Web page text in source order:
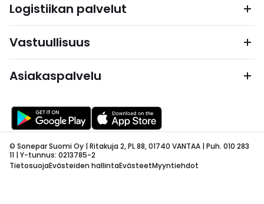
Logistiikan palvelut
Vastuullisuus
Asiakaspalvelu
© Sonepar Suomi Oy | Ritakuja 2, PL 88, 01740 VANTAA | Puh. 010 283
11 | Y-tunnus: 0213785-2
TietosuojaEvästeiden hallintaEvästeetMyyntiehdot